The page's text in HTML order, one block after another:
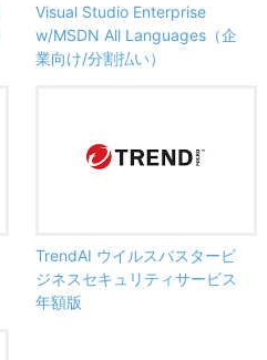
Visual Studio Enterprise
w/MSDN All Languages（企
業向け/分割払い）
TrendAI ウイルスバスタービ
ジネスセキュリティサービス
年額版